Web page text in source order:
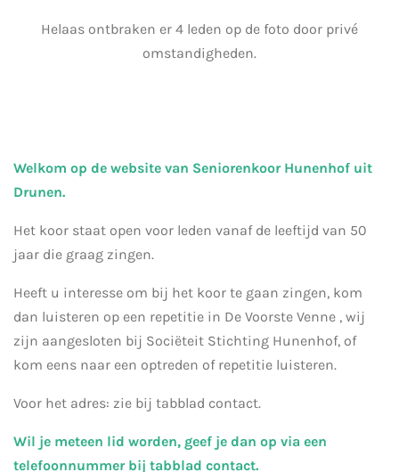
Helaas ontbraken er 4 leden op de foto door privé
omstandigheden.
Welkom op de website van Seniorenkoor Hunenhof uit
Drunen.
Het koor staat open voor leden vanaf de leeftijd van 50
jaar die graag zingen.
Heeft u interesse om bij het koor te gaan zingen, kom
dan luisteren op een repetitie in De Voorste Venne , wij
zijn aangesloten bij Sociëteit Stichting Hunenhof, of
kom eens naar een optreden of repetitie luisteren.
Voor het adres: zie bij tabblad contact.
Wil je meteen lid worden, geef je dan op via een
telefoonnummer bij tabblad contact.